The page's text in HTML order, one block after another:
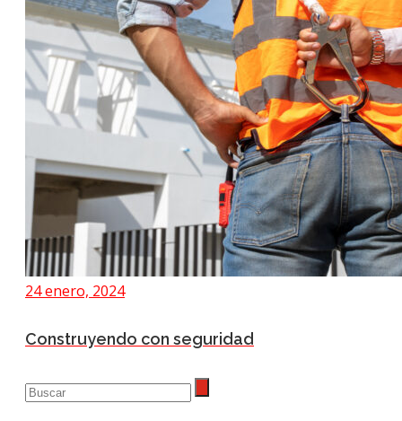
24 enero, 2024
Construyendo con seguridad